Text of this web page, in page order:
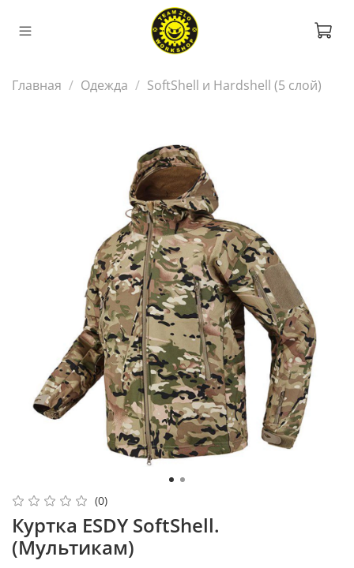
Главная Одежда SoftShell и Hardshell (5 слой)
(0)
Куртка ESDY SoftShell.
(Мультикам)